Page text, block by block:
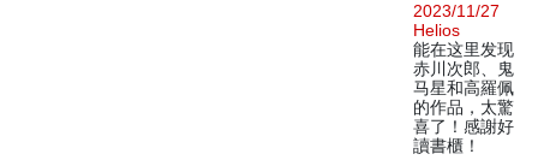
2023/11/27
Helios
能在这里发现
赤川次郎、鬼
马星和高羅佩
的作品，太驚
喜了！感謝好
讀書櫃！